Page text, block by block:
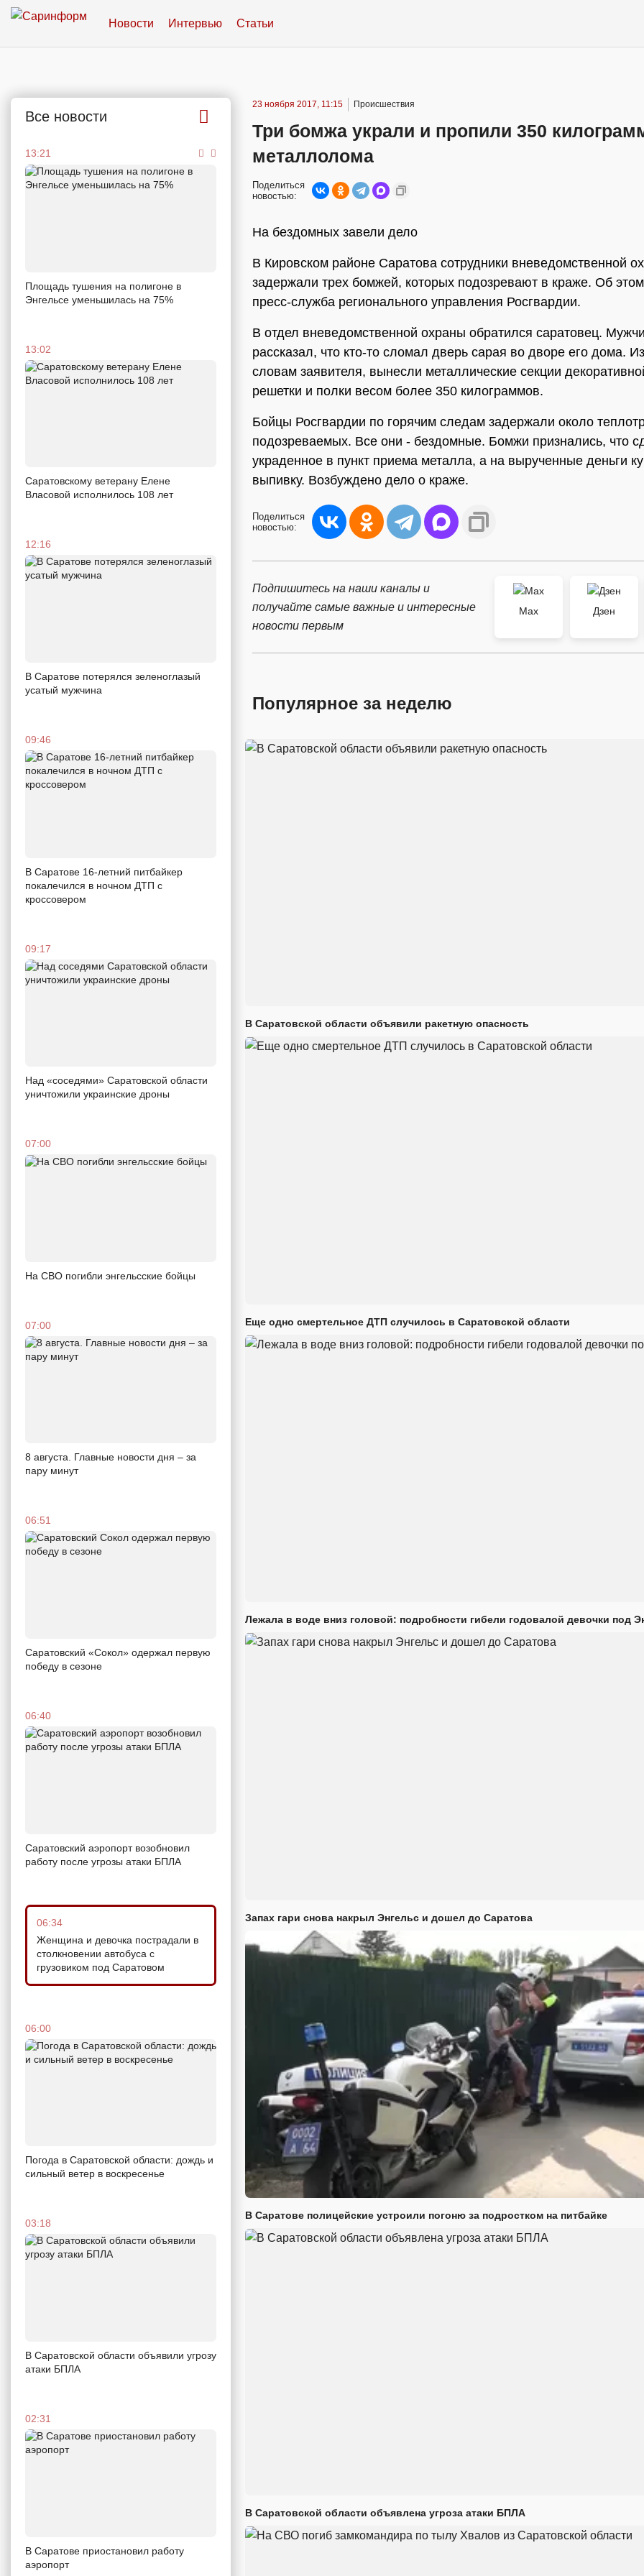
Новости Интервью Статьи
Все новости
13:21
Площадь тушения на полигоне в
Энгельсе уменьшилась на 75%
13:02
Саратовскому ветерану Елене
Власовой исполнилось 108 лет
12:16
В Саратове потерялся зеленоглазый
усатый мужчина
09:46
В Саратове 16-летний питбайкер
покалечился в ночном ДТП с
кроссовером
09:17
Над «соседями» Саратовской области
уничтожили украинские дроны
07:00
На СВО погибли энгельсские бойцы
07:00
8 августа. Главные новости дня – за
пару минут
06:51
Саратовский «Сокол» одержал первую
победу в сезоне
06:40
Саратовский аэропорт возобновил
работу после угрозы атаки БПЛА
06:34
Женщина и девочка пострадали в
столкновении автобуса с
грузовиком под Саратовом
06:00
Погода в Саратовской области: дождь и
сильный ветер в воскресенье
03:18
В Саратовской области объявили угрозу
атаки БПЛА
02:31
В Саратове приостановил работу
аэропорт
23 ноября 2017, 11:15 Происшествия
Три бомжа украли и пропили 350
металлолома
Поделиться
новостью:
На бездомных завели дело
В Кировском районе Саратова сотрудники вневедомственной
задержали трех бомжей, которых подозревают в краже. Об
пресс-служба регионального управления Росгвардии.
В отдел вневедомственной охраны обратился саратовец.
рассказал, что кто-то сломал дверь сарая во дворе его дома.
словам заявителя, вынесли металлические секции
решетки и полки весом более 350 килограммов.
Бойцы Росгвардии по горячим следам задержали около
подозреваемых. Все они - бездомные. Бомжи признались, что
украденное в пункт приема металла, а на вырученные деньги
выпивку. Возбуждено дело о краже.
Поделиться
новостью:
Подпишитесь на наши каналы и
получайте самые важные и интересные
новости первым
Max
Дзен
Популярное за неделю
В Саратовской области объявили ракетную опасность
Еще одно смертельное ДТП случилось в Саратовской области
Лежала в воде вниз головой: подробности гибели годовалой девочки под
Запах гари снова накрыл Энгельс и дошел до Саратова
В Саратове полицейские устроили погоню за подростком на питбайке
В Саратовской области объявлена угроза атаки БПЛА